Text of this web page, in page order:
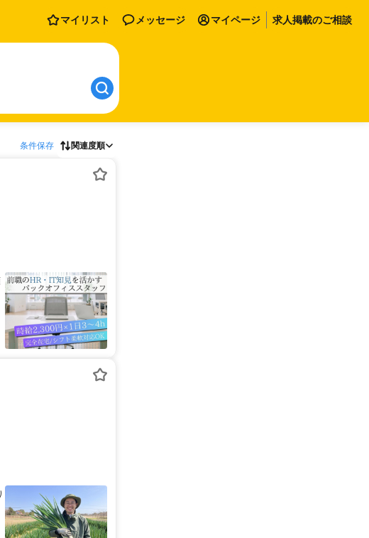
マイリスト メッセージ マイページ 求人掲載のご相談
条件保存 関連度順